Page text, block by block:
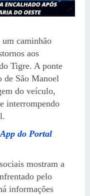
caminhão
aos
Tigre. A ponte
de São Manoel
do veículo,
interrompendo
do Portal
mostram a
pelo
informações